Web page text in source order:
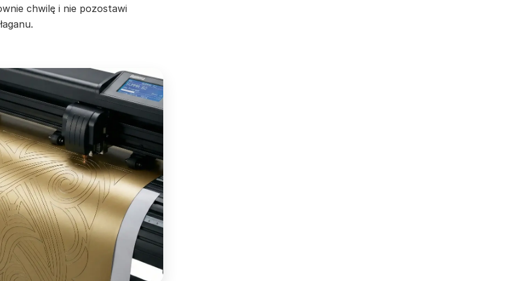
chwilę i nie pozostawi